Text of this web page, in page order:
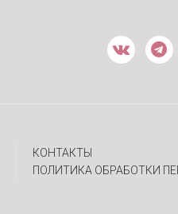
КОНТАКТЫ
ПОЛИТИКА ОБРАБОТКИ